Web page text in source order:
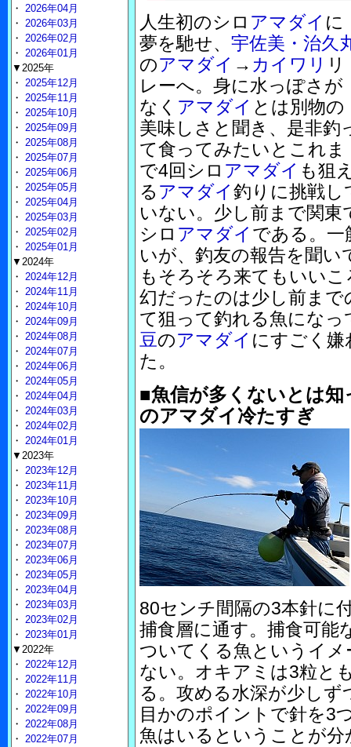
人生初のシロ アマダイ に
夢を馳せ、 宇佐美・治久
のアマダイ → カイワリ リ
レーへ。身に水っぽさが
なく アマダイ とは別物の
美味しさと聞き、是非釣
て食ってみたいとこれま
で4回シロ アマダイ も狙
る アマダイ釣りに挑戦し
いない。少し前まで関
シロ アマダイ である。
いが、釣友の報告を聞
もそろそろ来てもいい
幻だったのは少し前ま
て狙って釣れる魚にな
豆のアマダイ にすごく
た。
■魚信が多くないとは
のアマダイ冷たすぎ
80センチ間隔の3本針に
捕食層に通す。捕食可能
ついてくる魚というイ
ない。オキアミは3粒と
る。攻める水深が少し
目かのポイントで針を3
魚はいるということが分
・ 2026年04月
・ 2026年03月
・ 2026年02月
・ 2026年01月
▼2025年
・ 2025年12月
・ 2025年11月
・ 2025年10月
・ 2025年09月
・ 2025年08月
・ 2025年07月
・ 2025年06月
・ 2025年05月
・ 2025年04月
・ 2025年03月
・ 2025年02月
・ 2025年01月
▼2024年
・ 2024年12月
・ 2024年11月
・ 2024年10月
・ 2024年09月
・ 2024年08月
・ 2024年07月
・ 2024年06月
・ 2024年05月
・ 2024年04月
・ 2024年03月
・ 2024年02月
・ 2024年01月
▼2023年
・ 2023年12月
・ 2023年11月
・ 2023年10月
・ 2023年09月
・ 2023年08月
・ 2023年07月
・ 2023年06月
・ 2023年05月
・ 2023年04月
・ 2023年03月
・ 2023年02月
・ 2023年01月
▼2022年
・ 2022年12月
・ 2022年11月
・ 2022年10月
・ 2022年09月
・ 2022年08月
・ 2022年07月